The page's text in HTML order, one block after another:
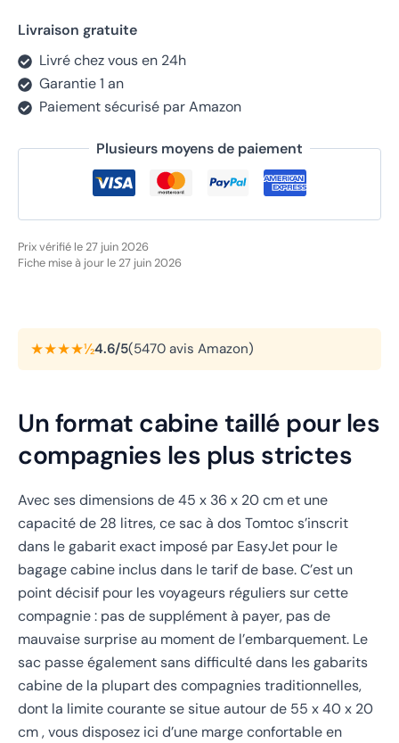
Livraison gratuite
Livré chez vous en 24h
Garantie 1 an
Paiement sécurisé par Amazon
Plusieurs moyens de paiement
Prix vérifié le 27 juin 2026
Fiche mise à jour le 27 juin 2026
★★★★½4.6/5(5470 avis Amazon)
Un format cabine taillé pour les
compagnies les plus strictes
Avec ses dimensions de 45 x 36 x 20 cm et une
capacité de 28 litres, ce sac à dos Tomtoc s’inscrit
dans le gabarit exact imposé par EasyJet pour le
bagage cabine inclus dans le tarif de base. C’est un
point décisif pour les voyageurs réguliers sur cette
compagnie : pas de supplément à payer, pas de
mauvaise surprise au moment de l’embarquement. Le
sac passe également sans difficulté dans les gabarits
cabine de la plupart des compagnies traditionnelles,
dont la limite courante se situe autour de 55 x 40 x 20
cm , vous disposez ici d’une marge confortable en